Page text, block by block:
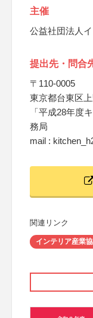
主催
公益社団法人
提出先・問合
〒110-0005
東京都台東区
「平成28年度
務局
mail :
関連リンク
インテリア産業